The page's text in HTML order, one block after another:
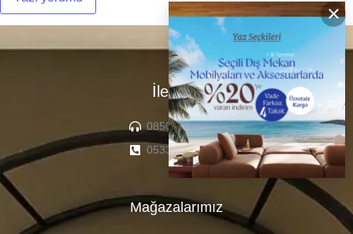
×
İletişim
0850 307 04 22
0533 336 71 13
Mağazalarımız